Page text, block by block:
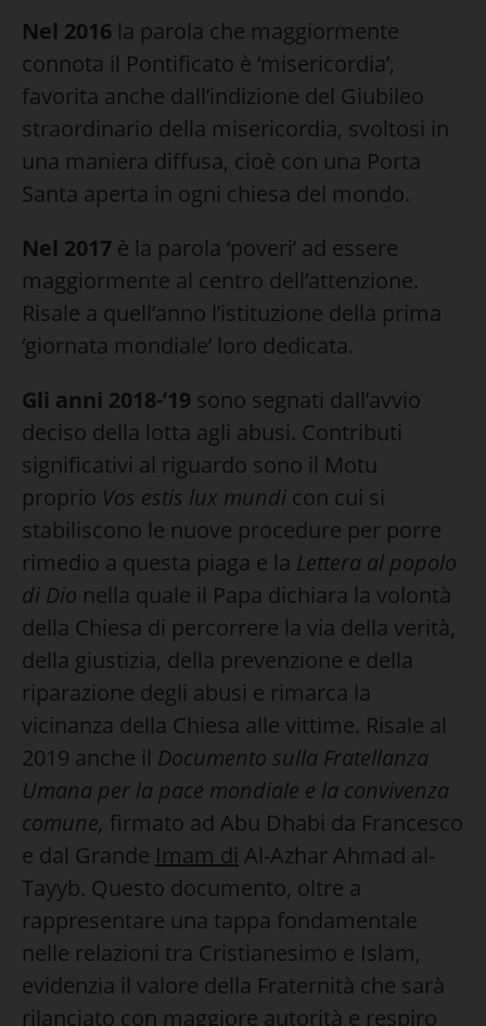
Nel 2016 la parola che maggiormente
connota il Pontificato è ‘misericordia’,
favorita anche dall’indizione del Giubileo
straordinario della misericordia, svoltosi in
una maniera diffusa, cioè con una Porta
Santa aperta in ogni chiesa del mondo.
Nel 2017 è la parola ‘poveri’ ad essere
maggiormente al centro dell’attenzione.
Risale a quell’anno l’istituzione della prima
‘giornata mondiale’ loro dedicata.
Gli anni 2018-’19 sono segnati dall’avvio
deciso della lotta agli abusi. Contributi
significativi al riguardo sono il Motu
proprio Vos estis lux mundi con cui si
stabiliscono le nuove procedure per porre
rimedio a questa piaga e la Lettera al popolo
di Dio nella quale il Papa dichiara la volontà
della Chiesa di percorrere la via della verità,
della giustizia, della prevenzione e della
riparazione degli abusi e rimarca la
vicinanza della Chiesa alle vittime. Risale al
2019 anche il Documento sulla Fratellanza
Umana per la pace mondiale e la convivenza
comune, firmato ad Abu Dhabi da Francesco
e dal Grande Imam di Al-Azhar Ahmad al-
Tayyb. Questo documento, oltre a
rappresentare una tappa fondamentale
nelle relazioni tra Cristianesimo e Islam,
evidenzia il valore della Fraternità che sarà
rilanciato con maggiore autorità e respiro